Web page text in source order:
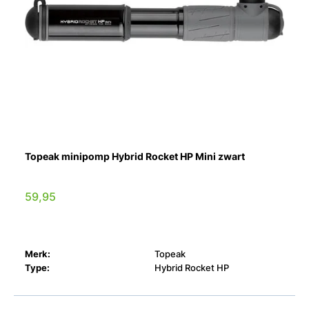
Topeak minipomp Hybrid Rocket HP Mini zwart
59,95
Merk:
Topeak
Type:
Hybrid Rocket HP